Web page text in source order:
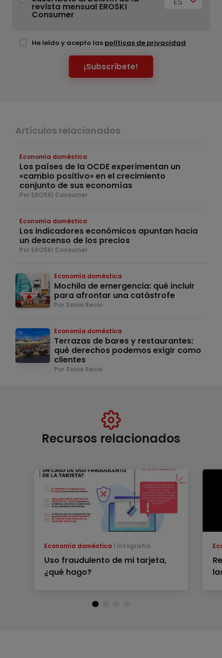
revista mensual EROSKI
Consumer
He leído y acepto las políticas de privacidad
¡Subscríbete!
Artículos relacionados
Economía doméstica
Los países de la OCDE experimentan un
«cambio positivo» en el crecimiento
conjunto de sus economías
Por EROSKI Consumer
Economía doméstica
Los indicadores económicos apuntan hacia
un descenso de los precios
Por EROSKI Consumer
Economía doméstica
Mochila de emergencia: qué incluir
para afrontar una catástrofe
Por Sonia Recio
Economía doméstica
Terrazas de bares y restaurantes:
qué derechos podemos exigir como
clientes
Por Sonia Recio
Recursos relacionados
Economía doméstica Infografía
Uso fraudulento de mi tarjeta,
¿qué hago?